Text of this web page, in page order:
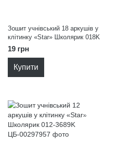
Зошит учнівський 18 аркушів у
клітинку «Star» Школярик 018K
19 грн
Купити